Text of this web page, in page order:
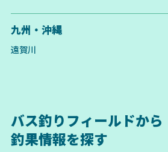
九州・沖縄
遠賀川
バス釣りフィールドから
釣果情報を探す